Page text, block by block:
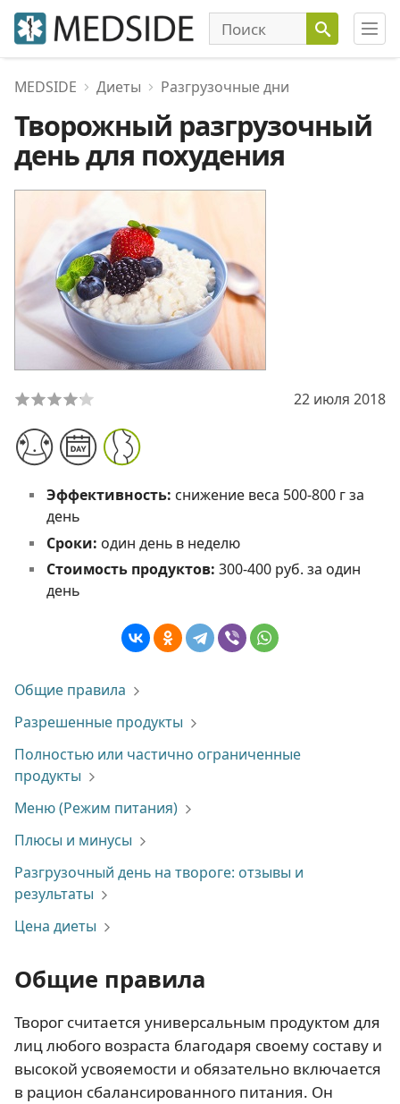
MEDSIDE Диеты Разгрузочные дни
Творожный разгрузочный
день для похудения
22 июля 2018
Эффективность: снижение веса 500-800 г за
день
Сроки: один день в неделю
Стоимость продуктов: 300-400 руб. за один
день
Общие правила
Разрешенные продукты
Полностью или частично ограниченные
продукты
Меню (Режим питания)
Плюсы и минусы
Разгрузочный день на твороге: отзывы и
результаты
Цена диеты
Общие правила
Творог считается универсальным продуктом для
лиц любого возраста благодаря своему составу и
высокой усвояемости и обязательно включается
в рацион сбалансированного питания. Он